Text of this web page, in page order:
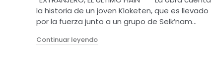
la historia de un joven Kloketen, que es llevado
por la fuerza junto a un grupo de Selk’nam…
Continuar leyendo"Extranjero, el último Hain"